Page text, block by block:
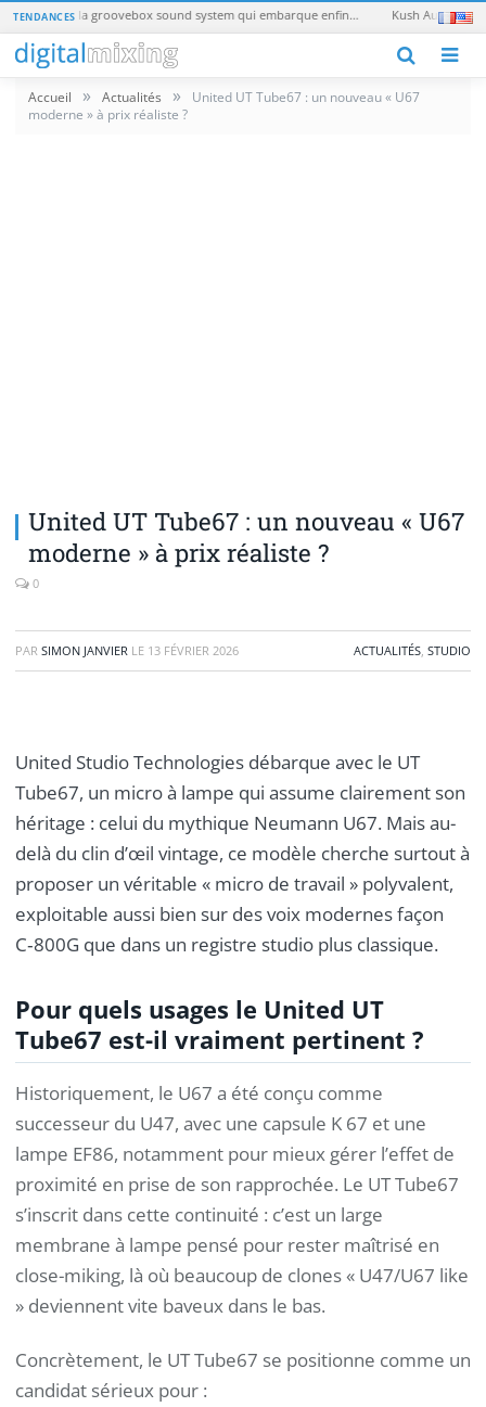
TENDANCES Teenage Engineering EP-40 Riddim : la groovebox sound system qui embarque enfin un vrai synthé
Accueil » Actualités »
United UT Tube67 : un nouveau « U67
moderne » à prix réaliste ?
United UT Tube67 : un nouveau « U67
moderne » à prix réaliste ?
0
PAR SIMON JANVIER LE 13 FÉVRIER 2026 ACTUALITÉS, STUDIO
United Studio Technologies débarque avec le UT
Tube67, un micro à lampe qui assume clairement son
héritage : celui du mythique Neumann U67. Mais au-
delà du clin d’œil vintage, ce modèle cherche surtout à
proposer un véritable « micro de travail » polyvalent,
exploitable aussi bien sur des voix modernes façon
C‑800G que dans un registre studio plus classique.
Pour quels usages le United UT
Tube67 est-il vraiment pertinent ?
Historiquement, le U67 a été conçu comme
successeur du U47, avec une capsule K 67 et une
lampe EF86, notamment pour mieux gérer l’effet de
proximité en prise de son rapprochée. Le UT Tube67
s’inscrit dans cette continuité : c’est un large
membrane à lampe pensé pour rester maîtrisé en
close-miking, là où beaucoup de clones « U47/U67 like
» deviennent vite baveux dans le bas.
Concrètement, le UT Tube67 se positionne comme un
candidat sérieux pour :